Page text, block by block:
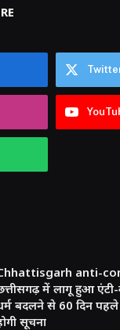
anti-
में लागू हुआ
बदलने से 60 दिन पहले
सूचना